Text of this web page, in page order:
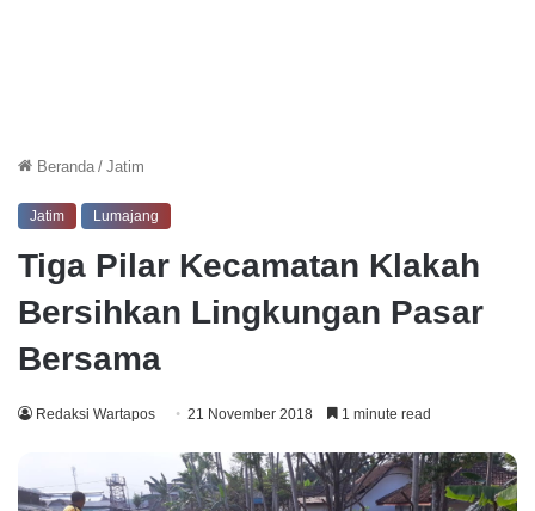
Beranda / Jatim
Jatim Lumajang
Tiga Pilar Kecamatan Klakah
Bersihkan Lingkungan Pasar
Bersama
Redaksi Wartapos 21 November 2018 1 minute read